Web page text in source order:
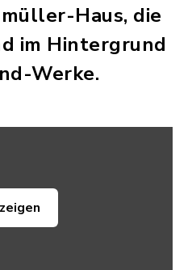
Haus, die
im Hintergrund
Werke.